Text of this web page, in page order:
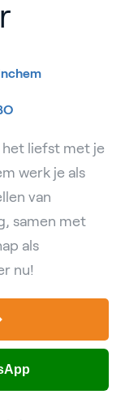
het liefst met je
werk je als
van
samen met
als
nu!